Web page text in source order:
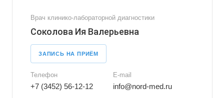
Врач клинико-лабораторной диагностики
Соколова Ия Валерьевна
ЗАПИСЬ НА ПРИЁМ
Телефон
+7 (3452) 56-12-12
E-mail
info@nord-med.ru